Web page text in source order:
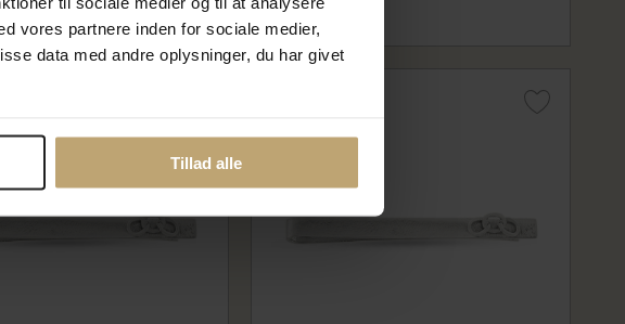
vores partnere inden for sociale medier,
data med andre oplysninger, du har givet
Tillad alle
På fjernlager